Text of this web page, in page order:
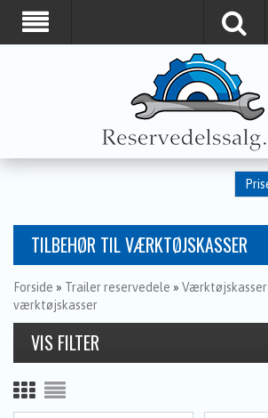
TILBEHØR TIL VÆRKTØJSKASSER
Forside » Trailer reservedele » Værktøjskasser
værktøjskasser